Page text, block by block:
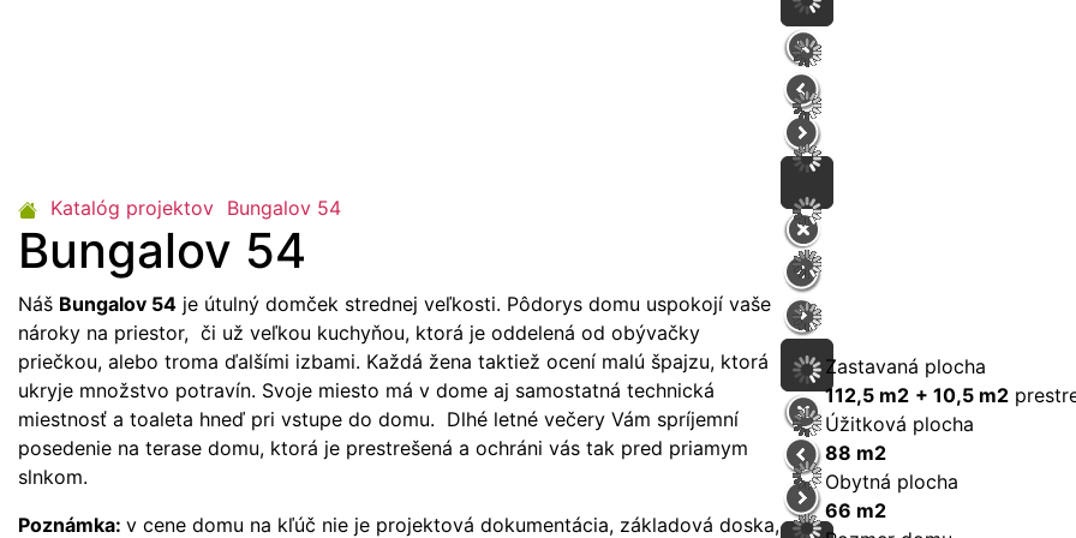
Katalóg projektov Bungalov 54
Bungalov 54
Náš Bungalov 54 je útulný domček strednej veľkosti. Pôdorys domu uspokojí vaše
nároky na priestor, či už veľkou kuchyňou, ktorá je oddelená od obývačky
priečkou, alebo troma ďalšími izbami. Každá žena taktiež ocení malú špajzu, ktorá
ukryje množstvo potravín. Svoje miesto má v dome aj samostatná technická
miestnosť a toaleta hneď pri vstupe do domu. Dlhé letné večery Vám spríjemní
posedenie na terase domu, ktorá je prestrešená a ochráni vás tak pred priamym
slnkom.
Poznámka: v cene domu na kľúč nie je projektová dokumentácia, základová doska,
Zastavaná plocha
112,5 m2 + 10,5 m2
Úžitková plocha
88 m2
Obytná plocha
66 m2